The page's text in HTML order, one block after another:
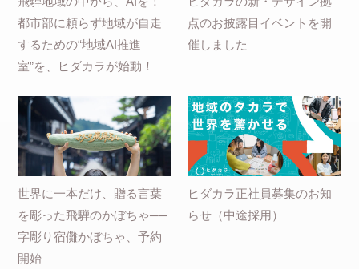
都市部に頼らず地域が自走
するための“地域AI推進
室”を、ヒダカラが始動！
点のお披露目イベントを開
催しました
世界に一本だけ、贈る言葉
を彫った飛騨のかぼちゃ──
字彫り宿儺かぼちゃ、予約
開始
ヒダカラ正社員募集のお知
らせ（中途採用）